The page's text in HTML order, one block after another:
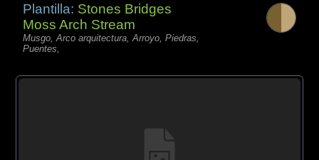
Plantilla: Stones Bridges
Moss Arch Stream
Musgo, Arco arquitectura, Arroyo, Piedras,
Puentes,